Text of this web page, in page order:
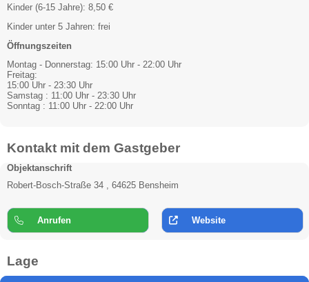
Kinder (6-15 Jahre): 8,50 €
Kinder unter 5 Jahren: frei
Öffnungszeiten
Montag - Donnerstag: 15:00 Uhr - 22:00 Uhr
Freitag:
15:00 Uhr - 23:30 Uhr
Samstag : 11:00 Uhr - 23:30 Uhr
Sonntag : 11:00 Uhr - 22:00 Uhr
Kontakt mit dem Gastgeber
Objektanschrift
Robert-Bosch-Straße 34 , 64625 Bensheim
Anrufen Website
Lage